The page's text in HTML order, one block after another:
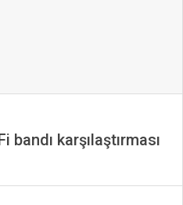
bandı karşılaştırması